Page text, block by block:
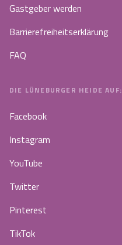
Gastgeber werden
Barrierefreiheitserklärung
FAQ
DIE LÜNEBURGER HEIDE AUF:
Facebook
Instagram
YouTube
Twitter
Pinterest
TikTok